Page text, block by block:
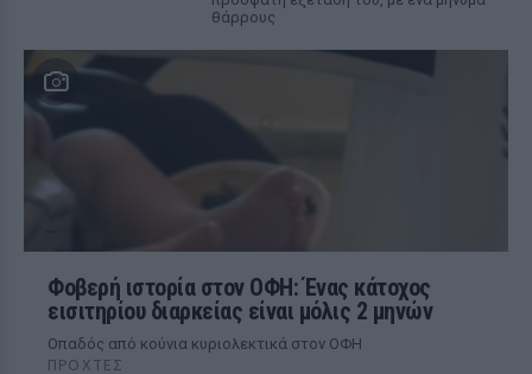
θάρρους
Φοβερή ιστορία στον ΟΦΗ: Ένας κάτοχος
εισιτηρίου διαρκείας είναι μόλις 2 μηνών
Οπαδός από κούνια κυριολεκτικά στον ΟΦΗ
ΠΡΟΧΤΈΣ